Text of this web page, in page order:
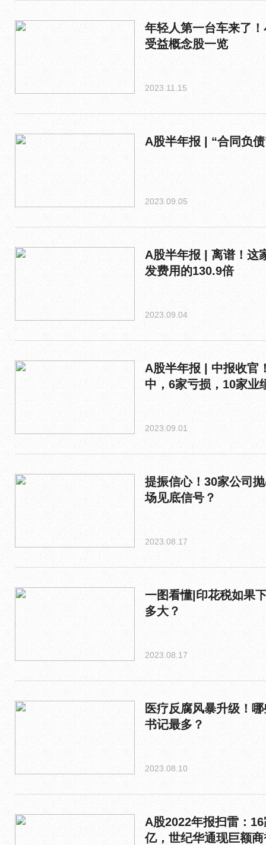
年轻人第一台车来了
受益概念股一览
2023.11.15
A股半年报 | “合同负
2023.09.05
A股半年报 | 离谱！这
发费用的130.9倍
2023.09.04
A股半年报 | 中报收官
中，6家亏损，10家业
2023.09.01
提振信心！30家公司
场见底信号？
2023.08.17
一图看懂|印花税如果
多大？
2023.08.17
医疗反腐风暴升级！
书记最多？
2023.08.10
A股2022年报扫雷：
亿，世纪华通现巨额